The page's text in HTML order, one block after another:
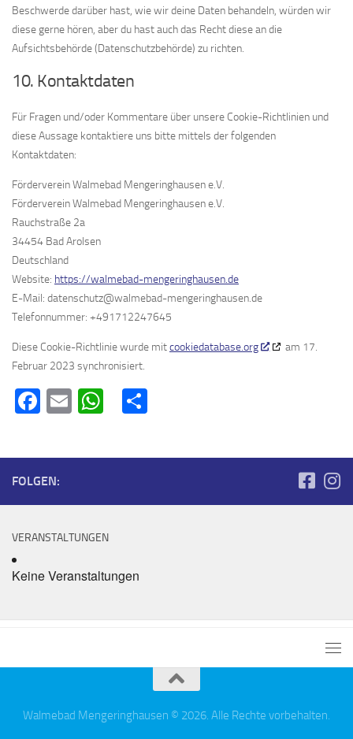
Beschwerde darüber hast, wie wir deine Daten behandeln, würden wir
diese gerne hören, aber du hast auch das Recht diese an die
Aufsichtsbehörde (Datenschutzbehörde) zu richten.
10. Kontaktdaten
Für Fragen und/oder Kommentare über unsere Cookie-Richtlinien und
diese Aussage kontaktiere uns bitte mittels der folgenden
Kontaktdaten:
Förderverein Walmebad Mengeringhausen e.V.
Förderverein Walmebad Mengeringhausen e.V.
Rauchstraße 2a
34454 Bad Arolsen
Deutschland
Website: https://walmebad-mengeringhausen.de
E-Mail: datenschutz@walmebad-mengeringhausen.de
Telefonnummer: +491712247645
Diese Cookie-Richtlinie wurde mitcookiedatabase.org
am 17.
Februar 2023 synchronisiert.
Facebook
EmailWhatsApp
FOLGEN:
VERANSTALTUNGEN
Keine Veranstaltungen
Walmebad Mengeringhausen © 2026. Alle Rechte vorbehalten.